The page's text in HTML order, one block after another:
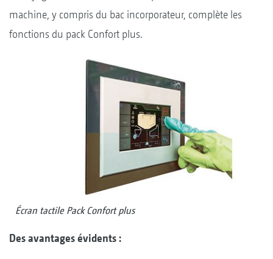
machine, y compris du bac incorporateur, complète les
fonctions du pack Confort plus.
Écran tactile Pack Confort plus
Des avantages évidents :